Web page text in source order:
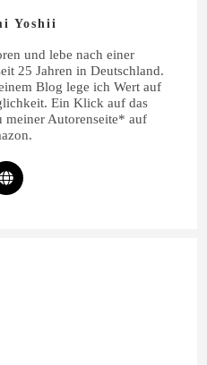
Yoshii
und lebe nach einer
25 Jahren in Deutschland.
Blog lege ich Wert auf
Ein Klick auf das
meiner Autorenseite* auf